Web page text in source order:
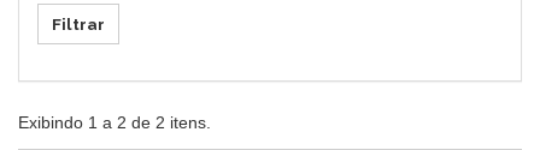
Filtrar
Exibindo 1 a 2 de 2 itens.